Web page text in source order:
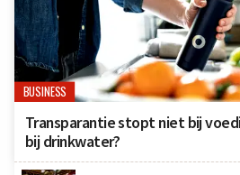
BUSINESS
Transparantie stopt niet bij
bij drinkwater?